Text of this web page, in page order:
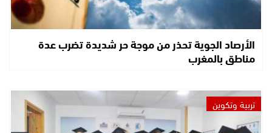
الأرصاد الجوية تحذر من موجة حر شديدة تضرب عدة
مناطق بالمغرب
تربية وتكوين